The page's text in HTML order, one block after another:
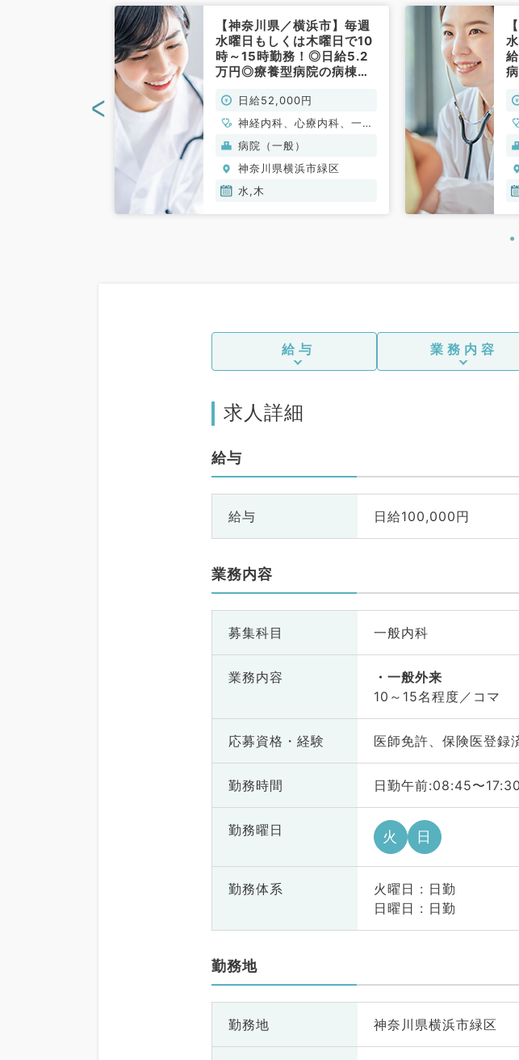
【神奈川県／横浜市】毎週
水曜日もしくは木曜日で10
時～15時勤務！◎日給5.2
万円◎療養型病院の病棟管
マイカー通勤可♪（内科系
／非常勤）
日給52,000円
神経内科、心療内科、一般
内科、循環器内科、呼吸器
内科、消化器内科、内分
泌・代謝内科、腎臓内科、
老年内科、膠原病科
病院（一般）
神奈川県横浜市緑区
水,木
<
給与 業務内容
求人詳細
給与
給与 日給100,000円
業務内容
募集科目 一般内科
業務内容
一般外来
10～15名程度／コマ
応募資格・ 経験 医師免許、保険医登録
勤務時間 日勤午前:08:45〜
勤務曜日 火 日
勤務体系
火曜日 : 日勤
日曜日 : 日勤
勤務地
勤務地 神奈川県横浜市緑区